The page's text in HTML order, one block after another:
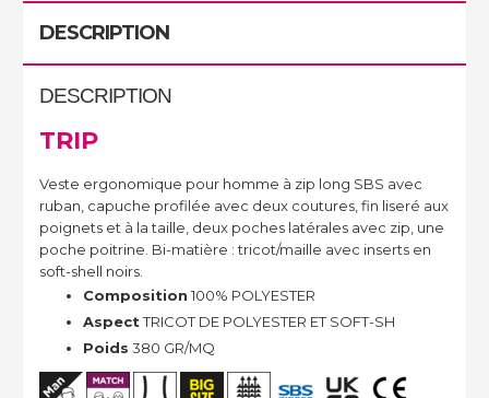
DESCRIPTION
DESCRIPTION
TRIP
Veste ergonomique pour homme à zip long SBS avec
ruban, capuche profilée avec deux coutures, fin liseré aux
poignets et à la taille, deux poches latérales avec zip, une
poche poitrine. Bi-matière : tricot/maille avec inserts en
soft-shell noirs.
Composition 100% POLYESTER
AspectTRICOT DE POLYESTER ET SOFT-SH
Poids 380 GR/MQ